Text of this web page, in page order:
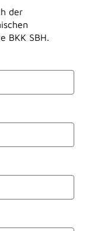
der
BKK SBH.
berät Sie
dazu.